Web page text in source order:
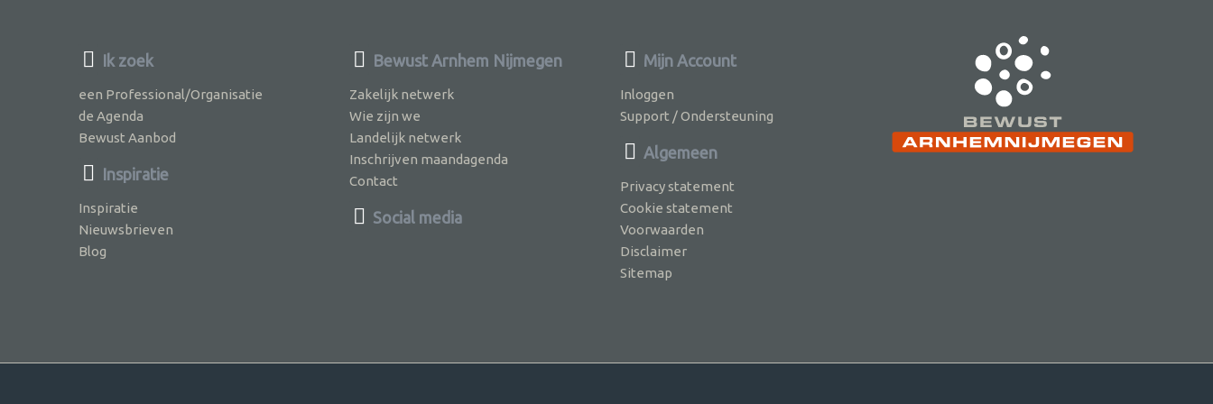
Ik zoek
een Professional/Organisatie
de Agenda
Bewust Aanbod
Inspiratie
Inspiratie
Nieuwsbrieven
Blog
Bewust Arnhem Nijmegen
Zakelijk netwerk
Wie zijn we
Landelijk netwerk
Inschrijven maandagenda
Contact
Social media
Mijn Account
Inloggen
Support / Ondersteuning
Algemeen
Privacy statement
Cookie statement
Voorwaarden
Disclaimer
Sitemap